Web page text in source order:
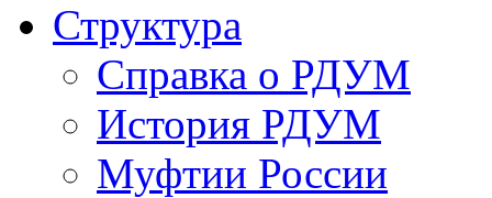
Структура
Справка о РДУМ
История РДУМ
Муфтии России